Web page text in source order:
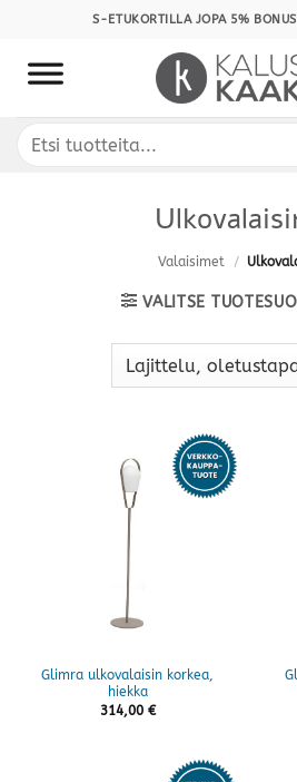
content
S-ETUKORTILLA JOPA 5%
Etsi:
Valaisimet /
VALITSE
Glimra ulkovalaisin korkea,
hiekka
314,00 €